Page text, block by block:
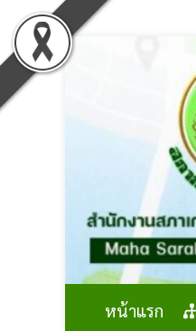
Skip
to
content
หน้าแรก